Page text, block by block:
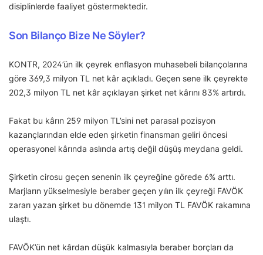
disiplinlerde faaliyet göstermektedir.
Son Bilanço Bize Ne Söyler?
KONTR, 2024’ün ilk çeyrek enflasyon muhasebeli bilançolarına
göre 369,3 milyon TL net kâr açıkladı. Geçen sene ilk çeyrekte
202,3 milyon TL net kâr açıklayan şirket net kârını 83% artırdı.
Fakat bu kârın 259 milyon TL’sini net parasal pozisyon
kazançlarından elde eden şirketin finansman geliri öncesi
operasyonel kârında aslında artış değil düşüş meydana geldi.
Şirketin cirosu geçen senenin ilk çeyreğine görede 6% arttı.
Marjların yükselmesiyle beraber geçen yılın ilk çeyreği FAVÖK
zararı yazan şirket bu dönemde 131 milyon TL FAVÖK rakamına
ulaştı.
FAVÖK’ün net kârdan düşük kalmasıyla beraber borçları da